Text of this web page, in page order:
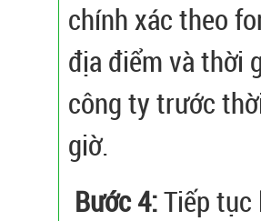
chính xác theo
địa điểm và thời
công ty trước
giờ.
Bước 4:Tiếp